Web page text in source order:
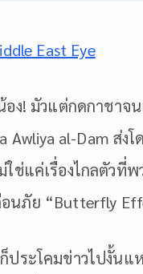
East Eye
ง! มัวแต่กดกาชาจ
Awliya al-Dam ส่
ใช่แค่เรื่องไกลตัว
ภัย “Butterfly
ประโคมข่าวไปงั้นแ